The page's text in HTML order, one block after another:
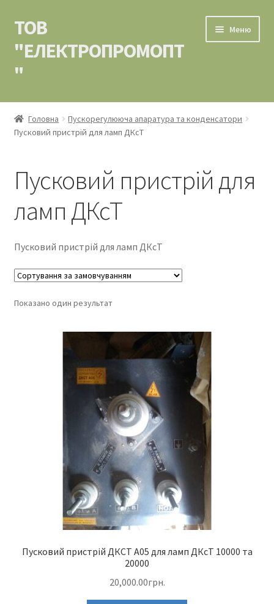
Перейти
до
навігації
Перейти
до
вмісту
ТОВ
"ЕЛЕКТРОПРОМОПТ
"
Меню
Головна
Контакти
Мій аккаунт
Головна
Пускорегулююча апаратура та конденсатори
Пусковий пристрій для ламп ДКсТ
Пусковий пристрій для
ламп ДКсТ
Пусковий пристрій для ламп ДКсТ
Показано один результат
Пусковий пристрій ДКСТ А05 для ламп ДКсТ 10000 та
20000
20,000.00грн.